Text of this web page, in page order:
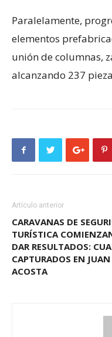
Paralelamente,
elementos
unión de columnas,
alcanzando 237
Artículo anterior
CARAVANAS DE
TURÍSTICA
DAR RESULTADOS:
CAPTURADOS EN JUAN
ACOSTA